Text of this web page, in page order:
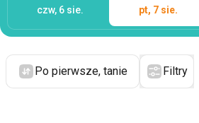
czw, 6 sie. pt, 7 sie.
Po pierwsze, tanie Filtry